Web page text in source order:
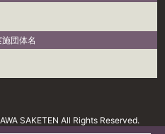
団体名
SAKETEN All Rights Reserved.